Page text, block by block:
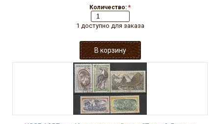
Количество: *
1 доступно для заказа